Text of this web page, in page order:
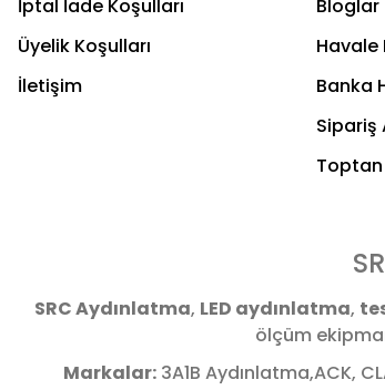
İptal İade Koşulları
Üyelik Koşulları
İletişim
Bloglar
Havale
Banka
Sipariş
Toptan
SRC Aydınlatma, LED aydınlatma,
ölçüm
Markalar:3A1B Aydınlatma,ACK,